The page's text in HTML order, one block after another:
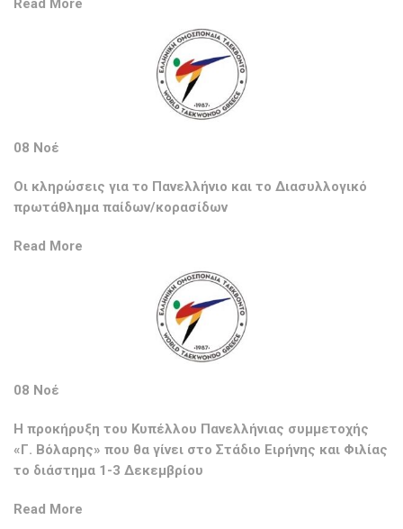
Read More
08 Νοέ
Οι κληρώσεις για το Πανελλήνιο και το Διασυλλογικό
πρωτάθλημα παίδων/κορασίδων
Read More
08 Νοέ
Η προκήρυξη του Κυπέλλου Πανελλήνιας συμμετοχής
«Γ. Βόλαρης» που θα γίνει στο Στάδιο Ειρήνης και Φιλίας
το διάστημα 1-3 Δεκεμβρίου
Read More